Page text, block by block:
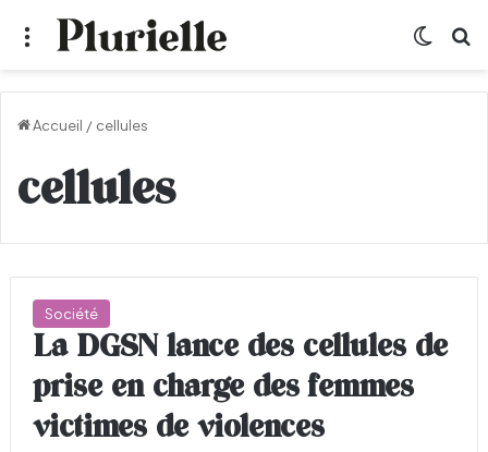
Menu
Accueil / cellules
cellules
Société
La DGSN lance des cellules de
prise en charge des femmes
victimes de violences